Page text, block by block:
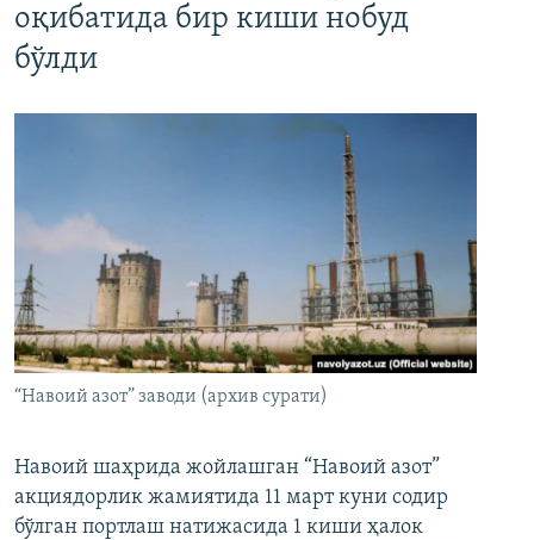
оқибатида бир киши нобуд
бўлди
“Навоий азот” заводи (архив сурати)
Навоий шаҳрида жойлашган “Навоий азот”
акциядорлик жамиятида 11 март куни содир
бўлган портлаш натижасида 1 киши ҳалок